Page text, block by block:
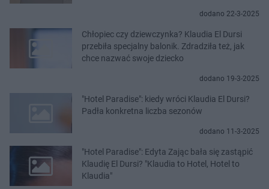
dodano 22-3-2025
Chłopiec czy dziewczynka? Klaudia El Dursi
przebiła specjalny balonik. Zdradziła też, jak
chce nazwać swoje dziecko
dodano 19-3-2025
"Hotel Paradise": kiedy wróci Klaudia El Dursi?
Padła konkretna liczba sezonów
dodano 11-3-2025
"Hotel Paradise": Edyta Zając bała się zastąpić
Klaudię El Dursi? "Klaudia to Hotel, Hotel to
Klaudia"